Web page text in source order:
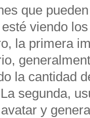
que
viendo
la primera
la cantidad
segunda,
y